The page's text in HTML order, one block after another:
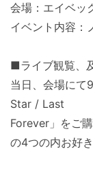
会場：エイベッ
イベント内容：
■ライブ観覧、
当日、会場に
Star / Last
Forever」をご
の4つの内お好